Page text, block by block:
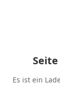
Es ist ein